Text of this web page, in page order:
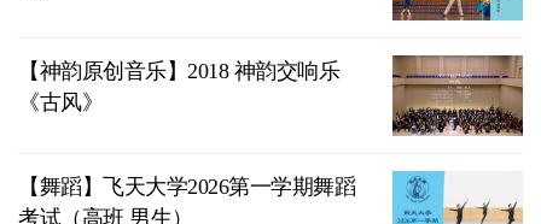
【神韵原创音乐】2018 神韵交响乐
《古风》
【舞蹈】飞天大学2026第一学期舞蹈
考试（高班 男生）